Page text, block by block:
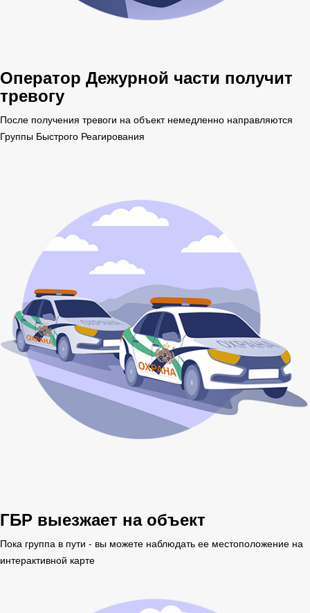
Оператор Дежурной части получит
тревогу
После получения тревоги на объект немедленно направляются
Группы Быстрого Реагирования
ГБР выезжает на объект
Пока группа в пути - вы можете наблюдать ее местоположение на
интерактивной карте